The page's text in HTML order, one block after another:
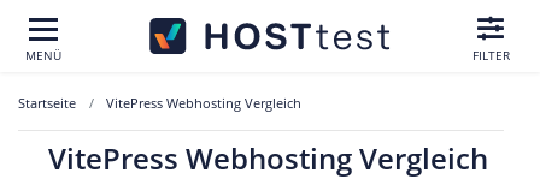
MENÜ FILTER
Startseite VitePress Webhosting Vergleich
VitePress Webhosting Vergleich